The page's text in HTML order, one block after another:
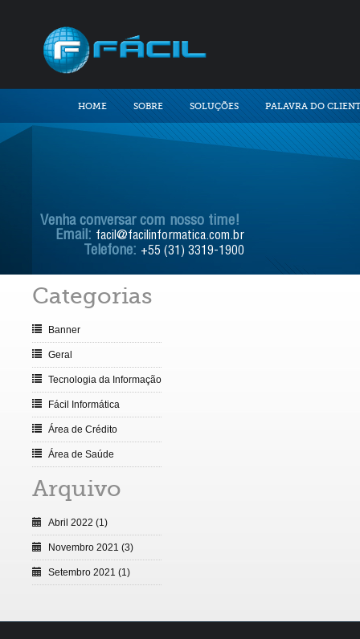
HOME SOBRE SOLUÇÕES PALAVRA DO
Venha conversar com nosso time!
Email: facil@facilinformatica.com.br
Telefone: +55 (31) 3319-1900
Categorias
Banner
Geral
Tecnologia da Informação
Fácil Informática
Área de Crédito
Área de Saúde
Arquivo
Abril 2022 (1)
Novembro 2021 (3)
Setembro 2021 (1)